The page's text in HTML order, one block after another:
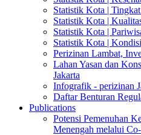
Statistik Kota |
Statistik Kota |
Statistik Kota |
Statistik Kota |
Perizinan Lambat,
Lahan Yasan dan
Jakarta
Infografik - perizinan
Daftar Benturan
Publications
Potensi Pemenuhan
Menengah melalui